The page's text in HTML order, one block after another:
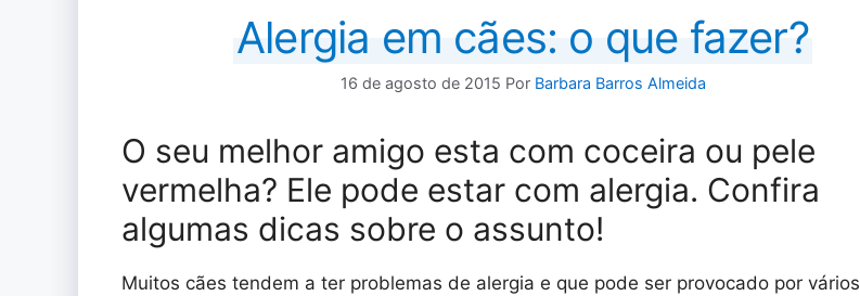
Alergia em cães: o que fazer?
16 de agosto de 2015 Por Barbara Barros Almeida
O seu melhor amigo esta com coceira ou pele
vermelha? Ele pode estar com alergia. Confira
algumas dicas sobre o assunto!
Muitos cães tendem a ter problemas de alergia e que pode ser provocado por vários